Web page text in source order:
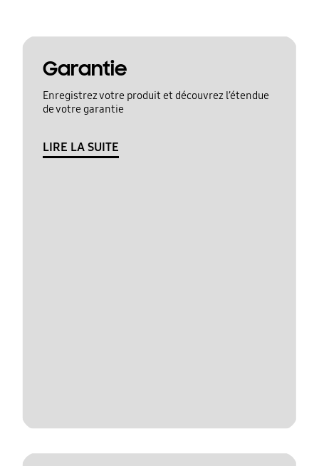
Garantie
Enregistrez votre produit et découvrez l’étendue
de votre garantie
LIRE LA SUITE